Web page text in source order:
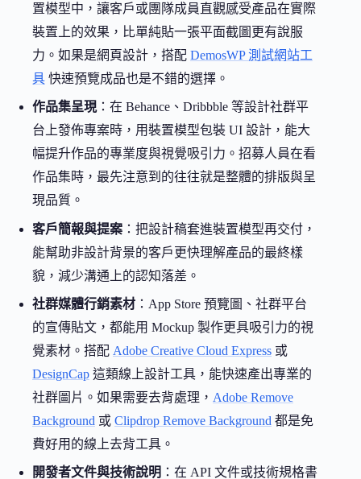
置模型中，讓客戶或團隊成員直觀感受產品在實際
裝置上的效果，比單純貼一張平面截圖更有說服
力。如果是網頁設計，搭配 DemosWP 測試網站工
具 快速預覽成品也是不錯的選擇。
作品集呈現 ：在 Behance、Dribbble 等設計社群平
台上發佈專案時，用裝置模型包裝 UI 設計，能大
幅提升作品的專業度與視覺吸引力。招募人員在看
作品集時，最先注意到的往往就是整體的排版與呈
現品質。
客戶簡報與提案 ：把設計稿套進裝置模型再交付，
能幫助非設計背景的客戶更快理解產品的最終樣
貌，減少溝通上的認知落差。
社群媒體行銷素材 ：App Store 預覽圖、社群平台
的宣傳貼文，都能用 Mockup 製作更具吸引力的視
覺素材。搭配 Adobe Creative Cloud Express 或
DesignCap 這類線上設計工具，能快速產出專業的
社群圖片。如果需要去背處理， Adobe Remove
Background 或 Clipdrop Remove Background 都是免
費好用的線上去背工具。
開發者文件與技術說明 ：在 API 文件或技術規格書